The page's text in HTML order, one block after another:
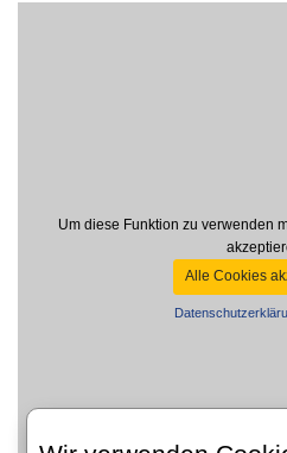
Um diese Funktion zu verwenden
Alle Cookies